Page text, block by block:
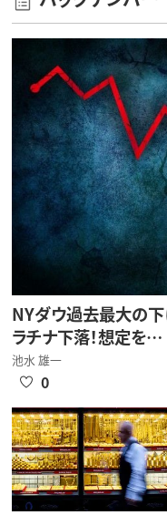
NYダウ過去最大の下
ラチナ下落！想定を…
池水 雄一
0